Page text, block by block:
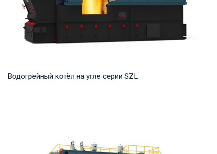
Водогрейный котёл на угле серии SZL